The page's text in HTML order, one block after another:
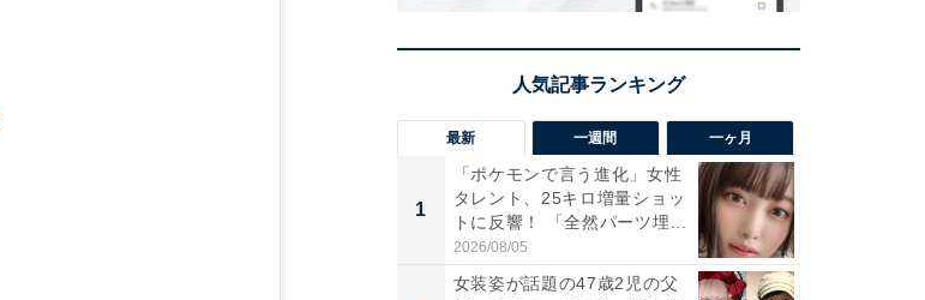
最新 一週間 一ヶ月
1
「ポケモンで言う進化」女性
タレント、25キロ増量ショッ
トに反響！ 「全然パーツ埋...
2026/08/05
女装姿が話題の47歳2児の父